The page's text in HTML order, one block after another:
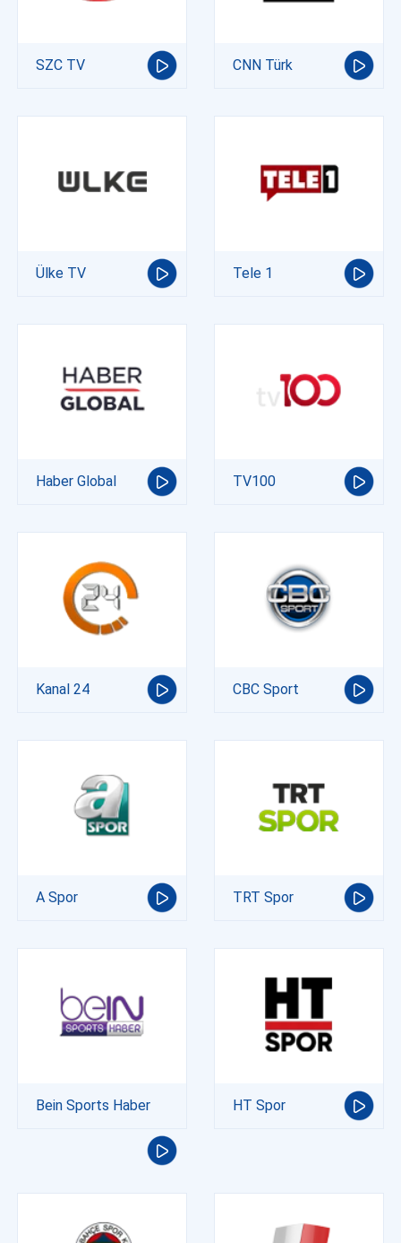
SZC TV CNN Türk
Ülke TV Tele 1
Haber Global TV100
Kanal 24 CBC Sport
A Spor TRT Spor
Bein Sports Haber HT Spor